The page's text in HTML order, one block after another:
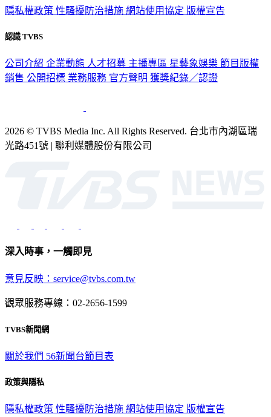
隱私權政策 性騷擾防治措施 網站使用協定 版權宣告
認識 TVBS
公司介紹 企業動態 人才招募 主播專區 星藝象娛樂 節目版權
銷售 公開招標 業務服務 官方聲明 獲獎紀錄／認證
2026 © TVBS Media Inc. All Rights Reserved. 台北市內湖區瑞
光路451號 | 聯利媒體股份有限公司
深入時事，一觸即見
意見反映：service@tvbs.com.tw
觀眾服務專線：02-2656-1599
TVBS新聞網
關於我們 56新聞台節目表
政策與隱私
隱私權政策 性騷擾防治措施 網站使用協定 版權宣告